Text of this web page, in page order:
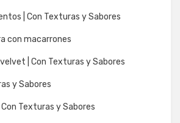
| Con Texturas y Sabores
con macarrones
| Con Texturas y Sabores
y Sabores
Texturas y Sabores